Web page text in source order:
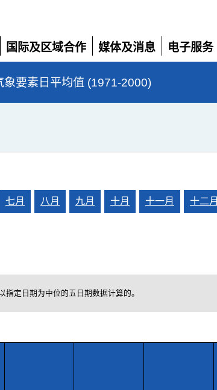
国际及区域合作
展
开
媒体及消息
展
开
电子服务
展
象要素日平均值 (1971-2000)
七月 八月 九月 十月 十一月 十二月
定日期为中位的五日期数据计算的。